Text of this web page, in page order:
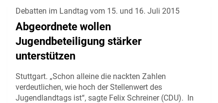
Debatten im Landtag vom 15. und 16. Juli 2015
Abgeordnete wollen
Jugendbeteiligung stärker
unterstützen
Stuttgart. „Schon alleine die nackten Zahlen
verdeutlichen, wie hoch der Stellenwert des
Jugendlandtags ist“, sagte Felix Schreiner (CDU). In